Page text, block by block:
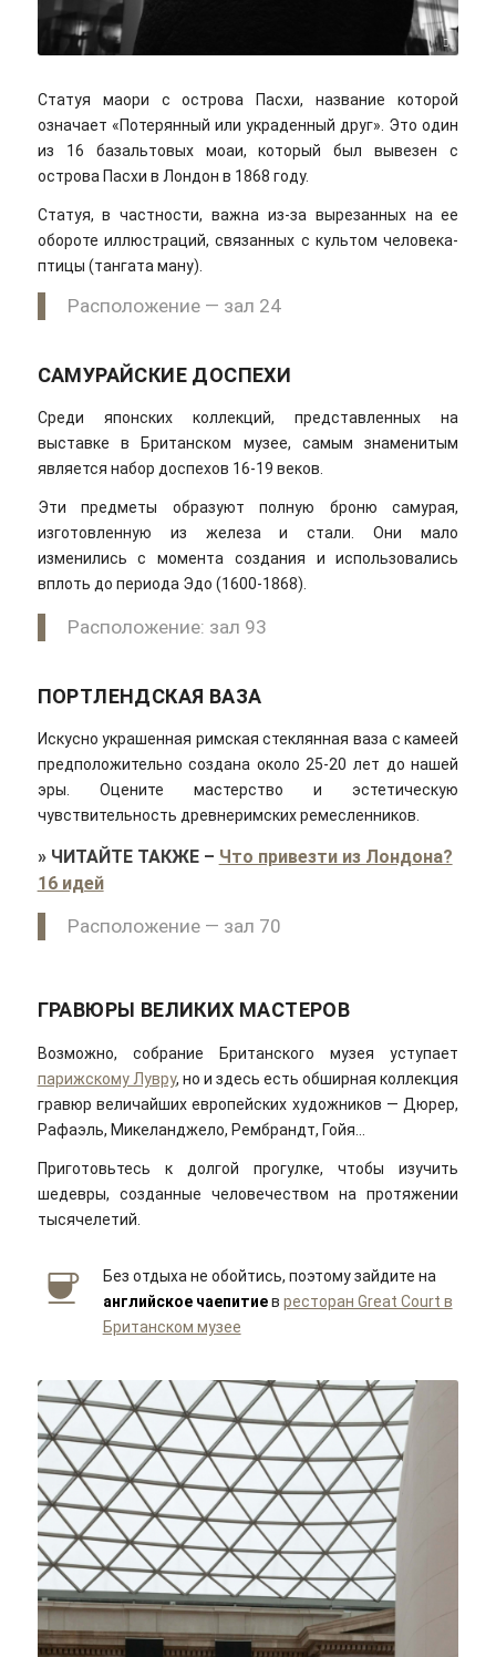
Ryan Ancill/unsplash
Статуя маори с острова Пасхи, название которой
означает «Потерянный или украденный друг». Это один
из 16 базальтовых моаи, который был вывезен с
острова Пасхи в Лондон в 1868 году.
Статуя, в частности, важна из-за вырезанных на ее
обороте иллюстраций, связанных с культом человека-
птицы (тангата ману).
Расположение — зал 24
САМУРАЙСКИЕ ДОСПЕХИ
Среди японских коллекций, представленных на
выставке в Британском музее, самым знаменитым
является набор доспехов 16-19 веков.
Эти предметы образуют полную броню самурая,
изготовленную из железа и стали. Они мало
изменились с момента создания и использовались
вплоть до периода Эдо (1600-1868).
Расположение: зал 93
ПОРТЛЕНДСКАЯ ВАЗА
Искусно украшенная римская стеклянная ваза с камеей
предположительно создана около 25-20 лет до нашей
эры. Оцените мастерство и эстетическую
чувствительность древнеримских ремесленников.
» ЧИТАЙТЕ ТАКЖЕ– Что привезти из Лондона?
16 идей
Расположение — зал 70
ГРАВЮРЫ ВЕЛИКИХ МАСТЕРОВ
Возможно, собрание Британского музея уступает
парижскому Лувру, но и здесь есть обширная коллекция
гравюр величайших европейских художников — Дюрер,
Рафаэль, Микеланджело, Рембрандт, Гойя…
Приготовьтесь к долгой прогулке, чтобы изучить
шедевры, созданные человечеством на протяжении
тысячелетий.
Без отдыха не обойтись, поэтому зайдите на
английское чаепитиев ресторан Great Court в
Британском музее